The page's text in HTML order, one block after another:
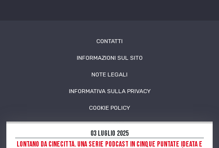
03 Luglio 2025
Lontano da Cinecittà. Una serie podcast in cinque puntate ideata e
CONTATTI
INFORMAZIONI SUL SITO
NOTE LEGALI
INFORMATIVA SULLA PRIVACY
COOKIE POLICY